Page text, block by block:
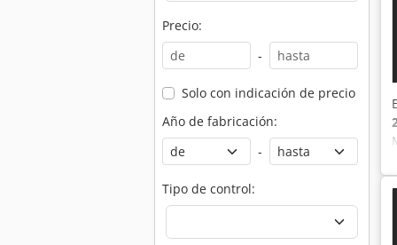
Precio:
-
Solo con indicación de precio
Año de fabricación:
-
Tipo de control: